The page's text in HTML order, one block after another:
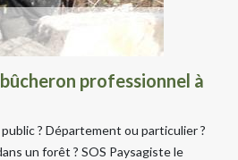
professionnel à
? Département ou particulier ?
un forêt ? SOS Paysagiste le